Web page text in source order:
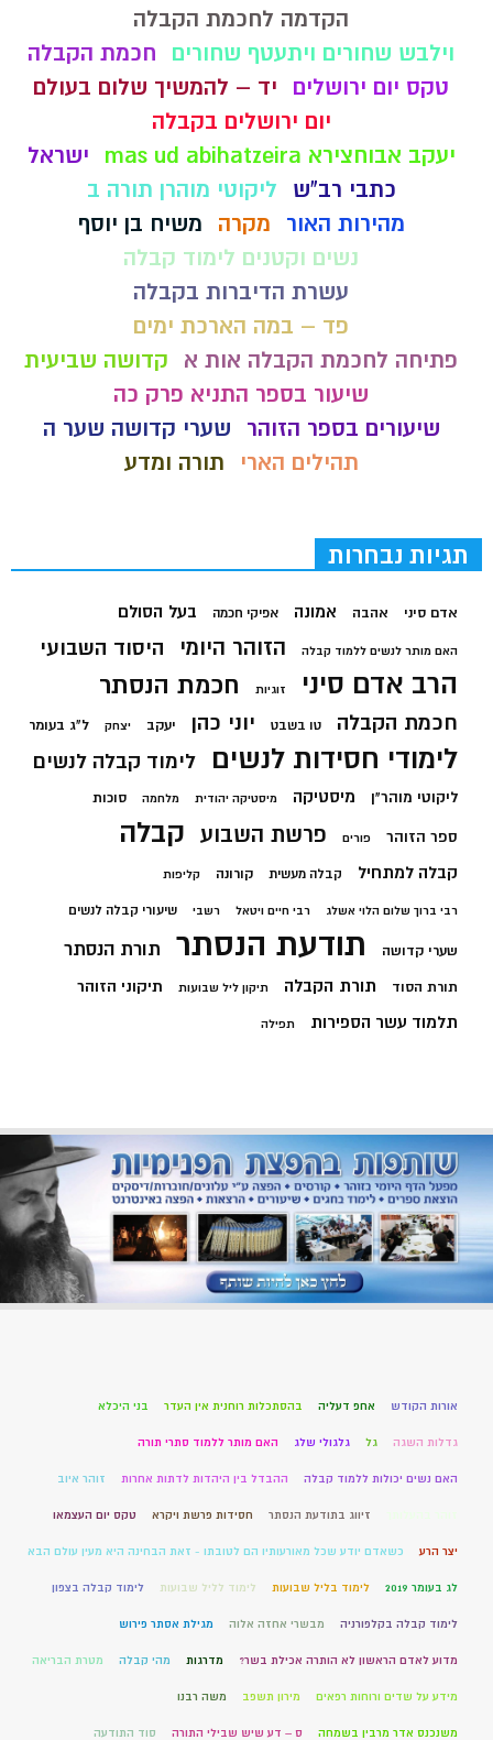
הקדמה לחכמת הקבלה
וילבש שחורים ויתעטף שחורים
חכמת הקבלה
טקס יום ירושלים
יד – להמשיך שלום בעולם
יום ירושלים בקבלה
יעקב אבוחצירא mas ud abihatzeira
ישראל
כתבי רב"ש
ליקוטי מוהרן תורה ב
מהירות האור
מקרה
משיח בן יוסף
נשים וקטנים לימוד קבלה
עשרת הדיברות בקבלה
פד – במה הארכת ימים
פתיחה לחכמת הקבלה אות א
קדושה שביעית
שיעור בספר התניא פרק כה
שיעורים בספר הזוהר
שערי קדושה שער ה
תהילים הארי
תורה ומדע
תגיות נבחרות
אדם סיני אהבה אמונה אפיקי חכמה בעל הסולם
האם מותר לנשים ללמוד קבלה הזוהר היומי היסוד השבועי
הרב אדם סיני זוגיות חכמת הנסתר
חכמת הקבלה טו בשבט יוני כהן יעקב יצחק ל"ג בעומר
לימודי חסידות לנשים לימוד קבלה לנשים
ליקוטי מוהר"ן מיסטיקה מיסטיקה יהודית מלחמה סוכות
ספר הזוהר פורים פרשת השבוע קבלה
קבלה למתחיל קבלה מעשית קורונה קליפות
רבי ברוך שלום הלוי אשלג רבי חיים ויטאל רשבי שיעורי קבלה לנשים
שערי קדושה תודעת הנסתר תורת הנסתר
תורת הסוד תורת הקבלה תיקון ליל שבועות תיקוני הזוהר
תלמוד עשר הספירות תפילה
אורות הקודש אחפ דעליה בהסתכלות רוחנית אין העדר בני היכלא
גדלות השגה גל גלגולי שלג האם מותר ללמוד סתרי תורה
האם נשים יכולות ללמוד קבלה ההבדל בין היהדות לדתות אחרות זוהר איוב
זיווג בתודעת הנסתר חסידות פרשת ויקרא טקס יום העצמאו
יצר הרע כשאדם יודע שכל מאורעותיו הם לטובתו - זאת הבחינה היא מעין עולם הבא
לג בעומר 2019 לימוד בליל שבועות לימוד לליל שבועות לימוד קבלה בצפון
לימוד קבלה בקלפורניה מבשרי אחזה אלוה מגילת אסתר פירוש
מדוע לאדם הראשון לא הותרה אכילת בשר? מדרגות מהי קבלה מטרת הבריאה
מידע על שדים ורוחות רפאים מירון תשפב משה רבנו
משנכנס אדר מרבין בשמחה ס – דע שיש שבילי התורה סוד התודעה